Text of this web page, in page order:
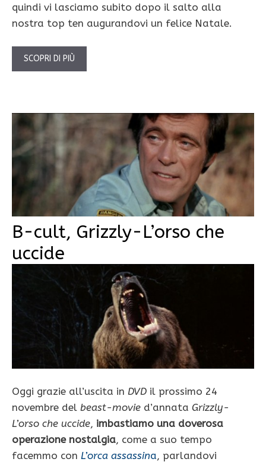
quindi vi lasciamo subito dopo il salto alla
nostra top ten augurandovi un felice Natale.
SCOPRI DI PIÙ
B-cult, Grizzly-L’orso che
uccide
Oggi grazie all’uscita in DVD il prossimo 24
novembre del beast-movie d’annata Grizzly-
L’orso che uccide, imbastiamo una doverosa
operazione nostalgia, come a suo tempo
facemmo con L’orca assassina, parlandovi